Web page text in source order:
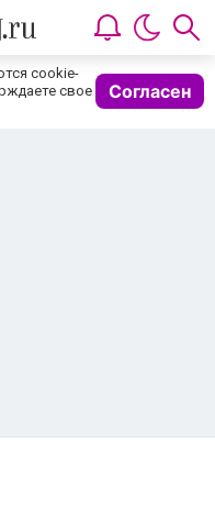
cookie-
свое
Согласен